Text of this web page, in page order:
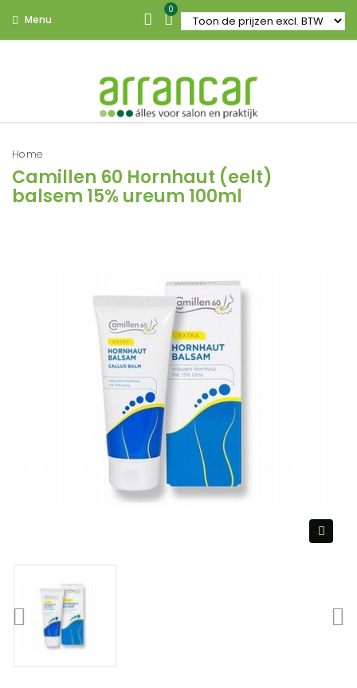
Menu
0
Home
Camillen 60 Hornhaut (eelt)
balsem 15% ureum 100ml